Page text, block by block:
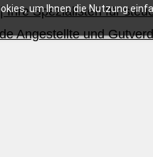
um Ihnen die Nutzung